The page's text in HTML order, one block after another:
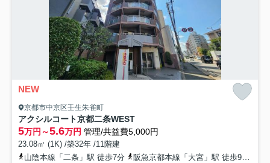
NEW
京都市中京区壬生朱雀町
アクシルコート京都二条WEST
5万円～5.6万円 管理/共益費5,000円
23.08㎡ (1K) /築32年 /11階建
山陰本線「二条」駅 徒歩7分
阪急京都本線「大宮」駅 徒歩9分